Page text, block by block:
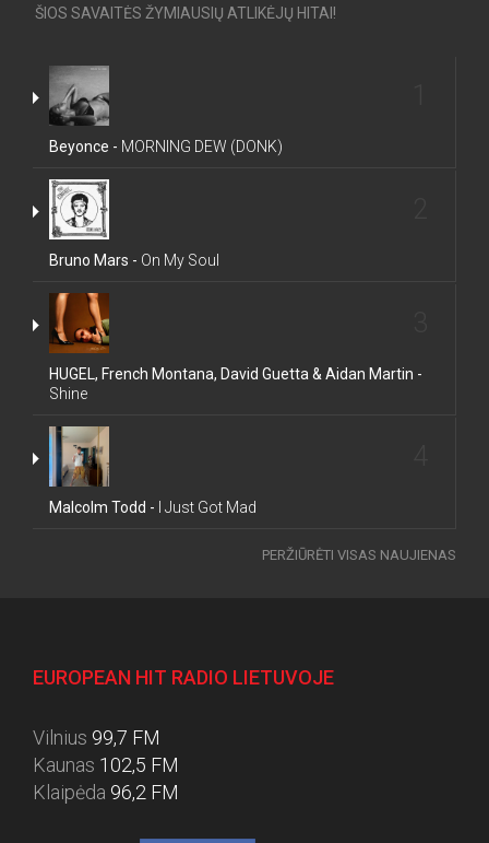
ŠIOS SAVAITĖS ŽYMIAUSIŲ ATLIKĖJŲ HITAI!
Beyonce - MORNING DEW (DONK)
Bruno Mars - On My Soul
HUGEL, French Montana, David Guetta & Aidan Martin -
Shine
Malcolm Todd - I Just Got Mad
PERŽIŪRĖTI VISAS NAUJIENAS
EUROPEAN HIT RADIO LIETUVOJE
Vilnius 99,7 FM
Kaunas 102,5 FM
Klaipėda 96,2 FM